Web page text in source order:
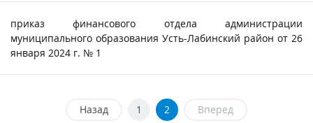
приказ финансового отдела администрации
муниципального образования Усть-Лабинский район от 26
января 2024 г. № 1
Назад 1 2 Вперед